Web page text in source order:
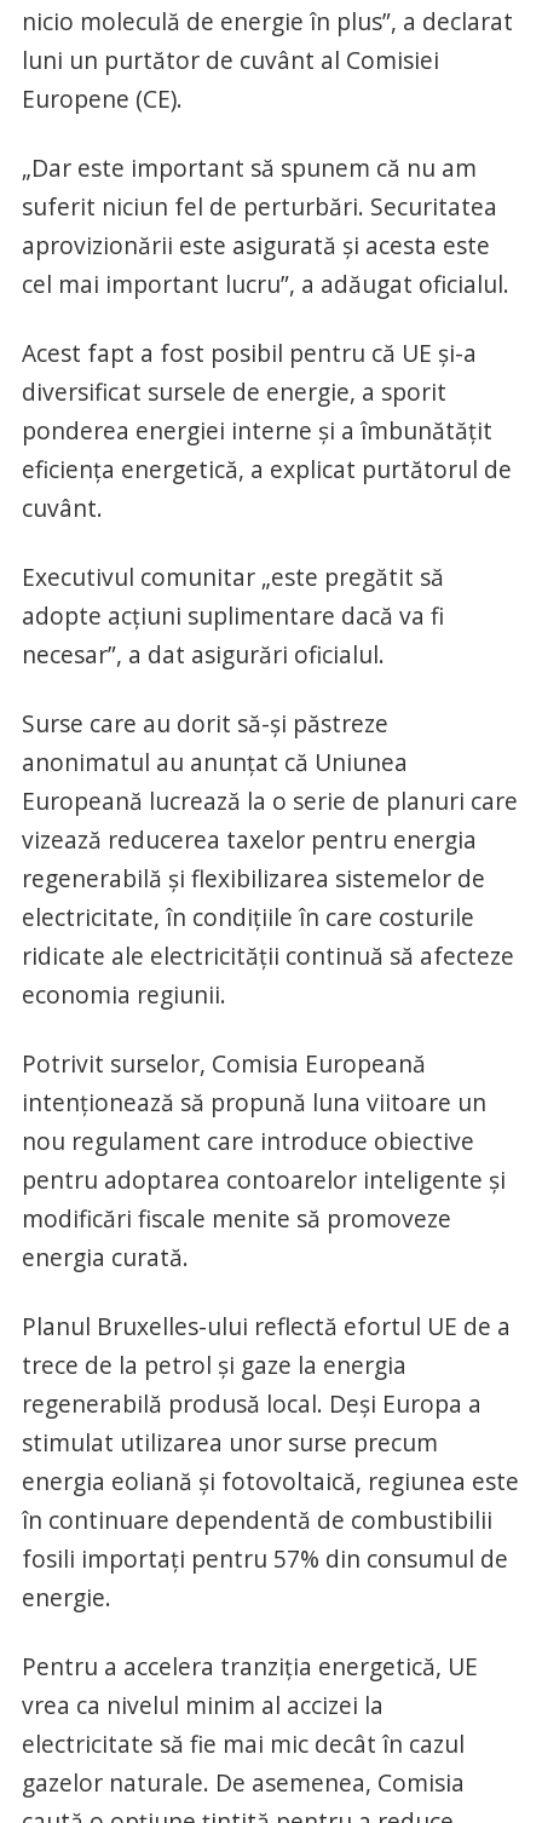
nicio moleculă de energie în plus”, a declarat
luni un purtător de cuvânt al Comisiei
Europene (CE).
„Dar este important să spunem că nu am
suferit niciun fel de perturbări. Securitatea
aprovizionării este asigurată şi acesta este
cel mai important lucru”, a adăugat oficialul.
Acest fapt a fost posibil pentru că UE şi-a
diversificat sursele de energie, a sporit
ponderea energiei interne şi a îmbunătăţit
eficienţa energetică, a explicat purtătorul de
cuvânt.
Executivul comunitar „este pregătit să
adopte acţiuni suplimentare dacă va fi
necesar”, a dat asigurări oficialul.
Surse care au dorit să-şi păstreze
anonimatul au anunţat că Uniunea
Europeană lucrează la o serie de planuri care
vizează reducerea taxelor pentru energia
regenerabilă şi flexibilizarea sistemelor de
electricitate, în condiţiile în care costurile
ridicate ale electricităţii continuă să afecteze
economia regiunii.
Potrivit surselor, Comisia Europeană
intenţionează să propună luna viitoare un
nou regulament care introduce obiective
pentru adoptarea contoarelor inteligente şi
modificări fiscale menite să promoveze
energia curată.
Planul Bruxelles-ului reflectă efortul UE de a
trece de la petrol şi gaze la energia
regenerabilă produsă local. Deşi Europa a
stimulat utilizarea unor surse precum
energia eoliană şi fotovoltaică, regiunea este
în continuare dependentă de combustibilii
fosili importaţi pentru 57% din consumul de
energie.
Pentru a accelera tranziţia energetică, UE
vrea ca nivelul minim al accizei la
electricitate să fie mai mic decât în cazul
gazelor naturale. De asemenea, Comisia